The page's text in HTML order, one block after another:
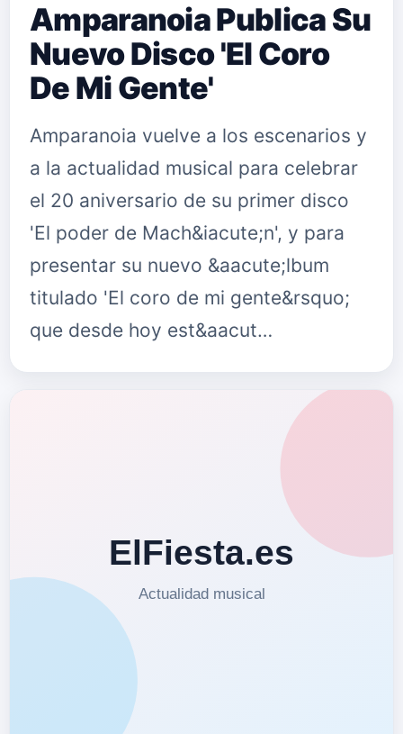
Amparanoia Publica Su
Nuevo Disco 'El Coro
De Mi Gente'
Amparanoia vuelve a los escenarios y
a la actualidad musical para celebrar
el 20 aniversario de su primer disco
'El poder de Mach&iacute;n', y para
presentar su nuevo &aacute;lbum
titulado 'El coro de mi gente&rsquo;
que desde hoy est&aacut…